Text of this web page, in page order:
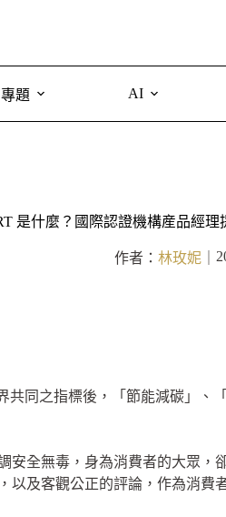
專題 AI
是什麼？國際認證機構産品經
作者： 林玫妮
共同之指標後，「節能減碳」
安全無毒，身為消費者的大眾
以及客觀公正的評論，作為消費